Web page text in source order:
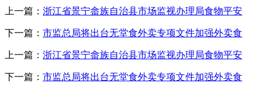
上一篇： 浙江省景宁畲族自治县市场监视办理局食物平安
下一篇： 市监总局将出台无堂食外卖专项文件加强外卖食
上一篇： 浙江省景宁畲族自治县市场监视办理局食物平安
下一篇： 市监总局将出台无堂食外卖专项文件加强外卖食